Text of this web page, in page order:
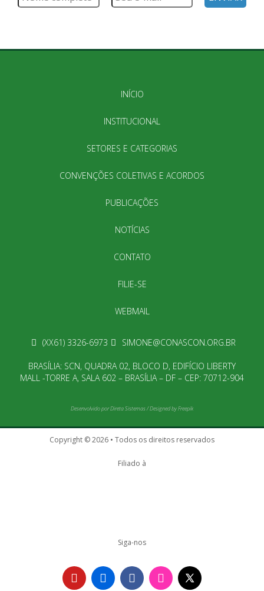
INÍCIO
INSTITUCIONAL
SETORES E CATEGORIAS
CONVENÇÕES COLETIVAS E ACORDOS
PUBLICAÇÕES
NOTÍCIAS
CONTATO
FILIE-SE
WEBMAIL
(XX61) 3326-6973 SIMONE@CONASCON.ORG.BR
BRASÍLIA: SCN, QUADRA 02, BLOCO D, EDIFÍCIO LIBERTY
MALL -TORRE A, SALA 602 – BRASÍLIA – DF – CEP: 70712-904
Desenvolvido porDireta Sistemas/Designed by Freepik
Copyright © 2026 • Todos os direitos reservados
Filiado à
Siga-nos